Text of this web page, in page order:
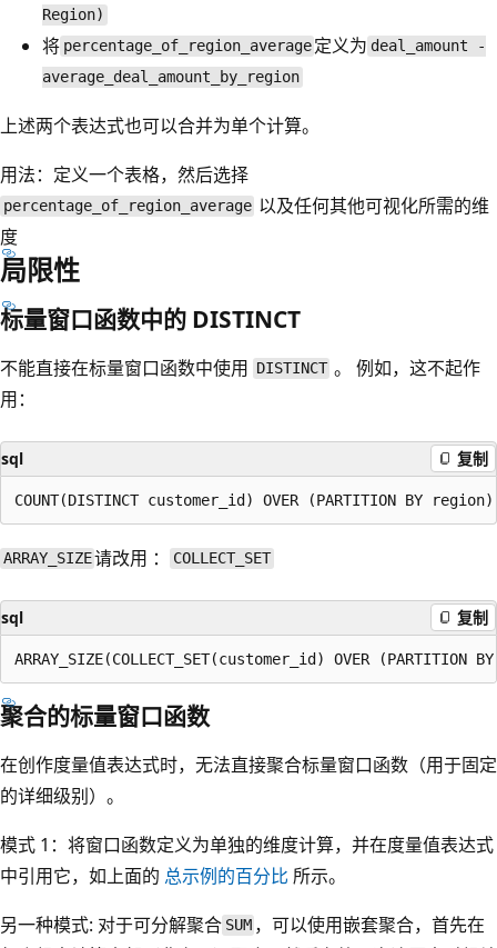
Region)
将 percentage_of_region_average 定义为 deal_amount -
average_deal_amount_by_region
上述两个表达式也可以合并为单个计算。
用法：定义一个表格，然后选择
percentage_of_region_average 以及任何其他可视化所需的维
度
局限性
标量窗口函数中的 DISTINCT
不能直接在标量窗口函数中使用 DISTINCT 。 例如，这不起作
用：
sql 复制
ARRAY_SIZE请改用 ： COLLECT_SET
sql 复制
聚合的标量窗口函数
在创作度量值表达式时，无法直接聚合标量窗口函数（用于固定
的详细级别）。
模式 1：将窗口函数定义为单独的维度计算，并在度量值表达式
中引用它，如上面的 总示例的百分比 所示。
另一种模式: 对于可分解聚合 SUM ，可以使用嵌套聚合，首先在